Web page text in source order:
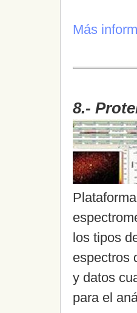
Más
8.-
los tipos
espectros
y datos
para el